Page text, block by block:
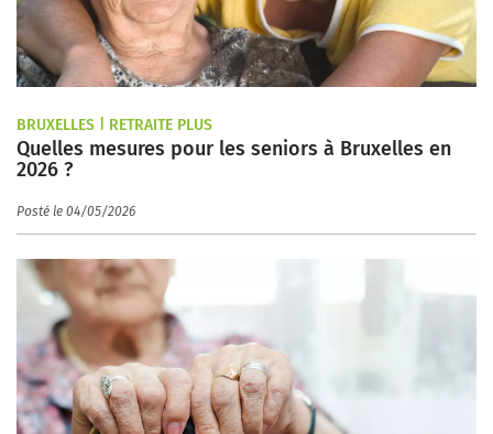
BRUXELLES | RETRAITE PLUS
Quelles mesures pour les seniors à Bruxelles en
2026 ?
Posté le 04/05/2026